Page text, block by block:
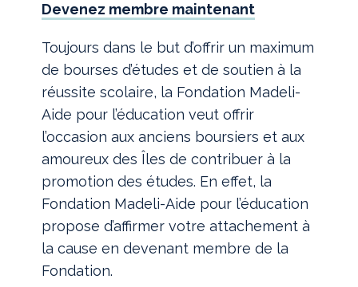
Devenez membre maintenant
Toujours dans le but d’offrir un maximum
de bourses d’études et de soutien à la
réussite scolaire, la Fondation Madeli-
Aide pour l’éducation veut offrir
l’occasion aux anciens boursiers et aux
amoureux des Îles de contribuer à la
promotion des études. En effet, la
Fondation Madeli-Aide pour l’éducation
propose d’affirmer votre attachement à
la cause en devenant membre de la
Fondation.